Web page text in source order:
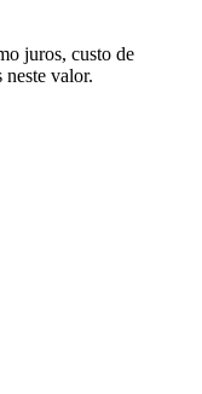
juros, custo de
neste valor.